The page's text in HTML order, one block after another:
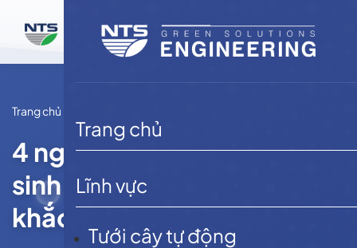
Trang chủ
Lĩnh vực
Tưới cây tự động
dung
Trang chủ
4 nguyên nhân làm chết vi
sinh xử lý nước thải và cách
khắc phục